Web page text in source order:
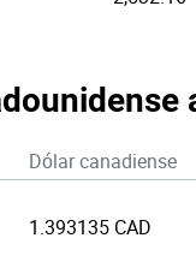
Dólar canadiense
1.393135 CAD